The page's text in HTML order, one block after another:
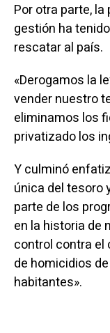
Por otra parte,
gestión ha
rescatar al país.
«Derogamos la
vender nuestro
eliminamos los
privatizado los
Y culminó
única del tesoro
parte de los
en la historia de
control contra el
de homicidios
habitantes».